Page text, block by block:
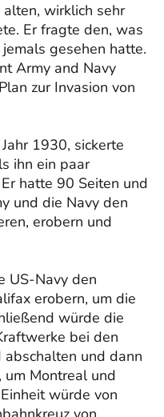
wirklich sehr
Er fragte den, was
gesehen hatte.
Army and Navy
zur Invasion von
1930, sickerte
ihn ein paar
hatte 90 Seiten und
und die Navy den
erobern und
US-Navy den
erobern, um die
würde die
bei den
und dann
um Montreal und
würde von